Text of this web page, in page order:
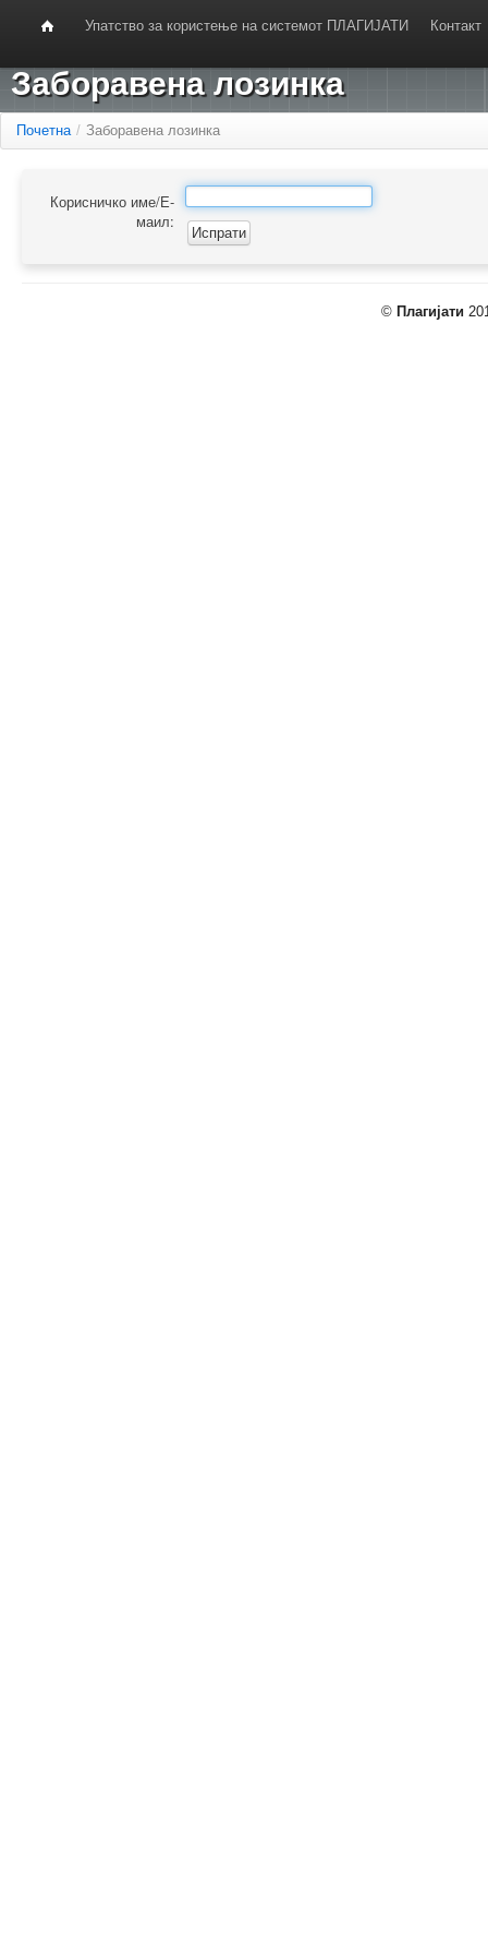
Упатство за користење на системот ПЛАГИЈАТИ Контакт
Заборавена лозинка
Почетна / Заборавена лозинка
Корисничко име/Е-
маил:
© Плагијати